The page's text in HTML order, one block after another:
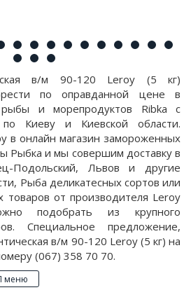
в/м 90-120 Leroy (5 кг)
по оправданной цене в
и морепродуктов Ribka с
Киеву и Киевской области.
в онлайн магазин замороженных
Рыбка и мы совершим доставку в
Подольский, Львов и другие
Рыба деликатесных сортов или
товаров от производителя Leroy
подобрать из крупного
Специальное предложение,
в/м 90-120 Leroy (5 кг) на
(067) 358 70 70.
меню